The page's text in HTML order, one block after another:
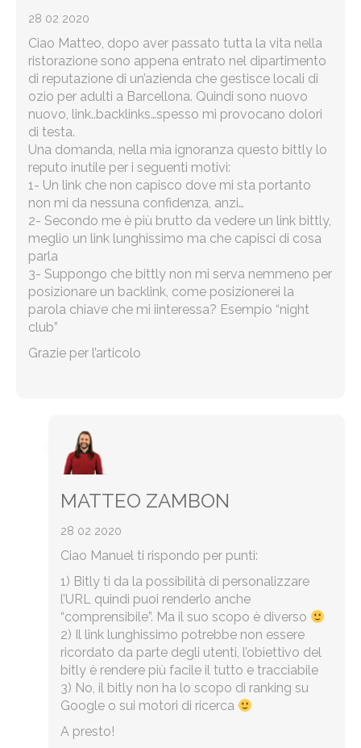
28 02 2020
Ciao Matteo, dopo aver passato tutta la vita nella
ristorazione sono appena entrato nel dipartimento
di reputazione di un’azienda che gestisce locali di
ozio per adulti a Barcellona. Quindi sono nuovo
nuovo, link..backlinks…spesso mi provocano dolori
di testa.
Una domanda, nella mia ignoranza questo bittly lo
reputo inutile per i seguenti motivi:
1- Un link che non capisco dove mi sta portanto
non mi da nessuna confidenza, anzi…
2- Secondo me è più brutto da vedere un link bittly,
meglio un link lunghissimo ma che capisci di cosa
parla
3- Suppongo che bittly non mi serva nemmeno per
posizionare un backlink, come posizionerei la
parola chiave che mi iinteressa? Esempio “night
club”
Grazie per l’articolo
MATTEO ZAMBON
28 02 2020
Ciao Manuel ti rispondo per punti:
1) Bitly ti da la possibilità di personalizzare
l’URL quindi puoi renderlo anche
“comprensibile”. Ma il suo scopo è diverso
2) Il link lunghissimo potrebbe non essere
ricordato da parte degli utenti, l’obiettivo del
bitly è rendere più facile il tutto e tracciabile
3) No, il bitly non ha lo scopo di ranking su
Google o sui motori di ricerca
A presto!